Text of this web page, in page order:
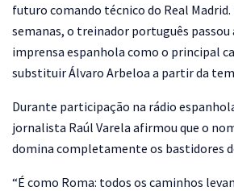
futuro comando técnico do Real
semanas, o treinador português passou
imprensa espanhola como o principal
substituir Álvaro Arbeloa a partir da
Durante participação na rádio
jornalista Raúl Varela afirmou que o
domina completamente os bastidores
“É como Roma: todos os caminhos